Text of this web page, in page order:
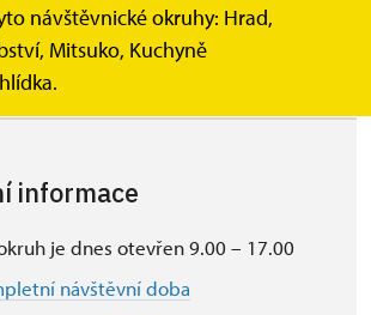
návštěvnické okruhy: Hrad,
Mitsuko, Kuchyně
paláce s bohatým vybavením.
prohlídkovém okruhu 73 schodů.
informace
je dnes otevřen 9.00 – 17.00
návštěvní doba